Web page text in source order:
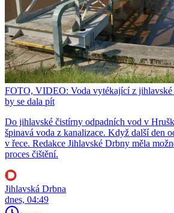
FOTO, VIDEO: Voda vytékající z jihlavské
by se dala pít
Do jihlavské čistírny odpadních vod v
špinavá voda z kanalizace. Když další den
v řece. Redakce Jihlavské Drbny měla
proces čištění.
Jihlavská Drbna
dnes, 04:49